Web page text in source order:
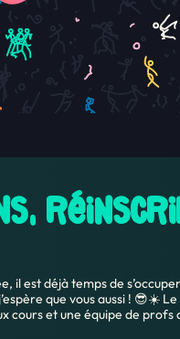
il est déjà temps de
que vous aussi ! 😎☀️
cours et une équipe de profs